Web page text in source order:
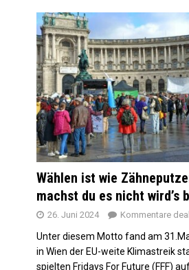
Wählen ist wie
machst du es nicht wird’s
26. Juni 2024 Kommentare
Unter diesem Motto fand am
in Wien der EU-weite Klimastreik
spielten Fridays For Future (FFF)